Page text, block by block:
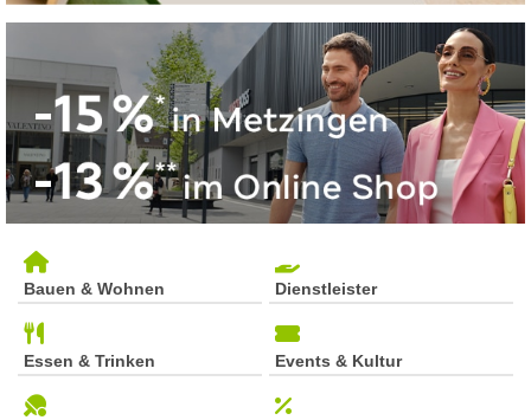
Bauen & Wohnen Dienstleister
Essen & Trinken Events & Kultur